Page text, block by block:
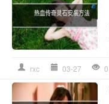
rxc 03-27 0